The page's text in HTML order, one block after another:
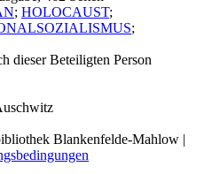
; HOLOCAUST;
;
dieser Beteiligten Person
Blankenfelde-Mahlow |